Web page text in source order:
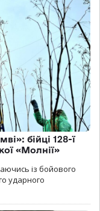
бійці 128-ї
«Молнії»
із бойового
ударного